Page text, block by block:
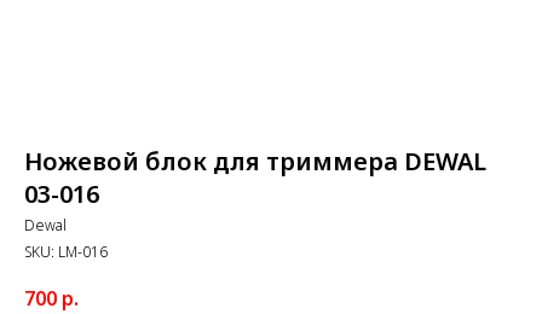
Ножевой блок для триммера DEWAL
03-016
Dewal
SKU: LM-016
700 р.